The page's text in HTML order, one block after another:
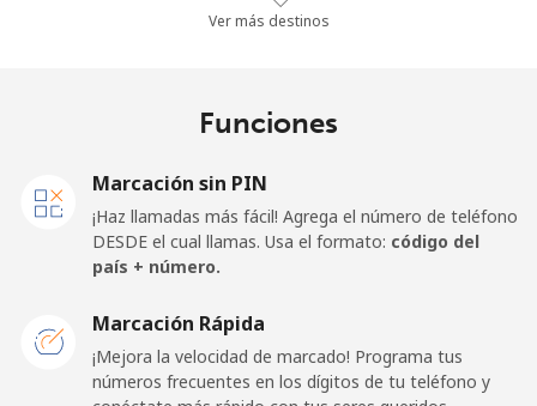
20 min por ⁦£5⁩
Línea fija
⁦103.5p⁩
San Marino
Línea fija ⁦18.9p⁩ 26 min por ⁦£5⁩ -
Ver más destinos
Funciones
Marcación sin PIN
¡Haz llamadas más fácil! Agrega el número de teléfono
DESDE el cual llamas. Usa el formato: código del
país + número.
Marcación Rápida
¡Mejora la velocidad de marcado! Programa tus
números frecuentes en los dígitos de tu teléfono y